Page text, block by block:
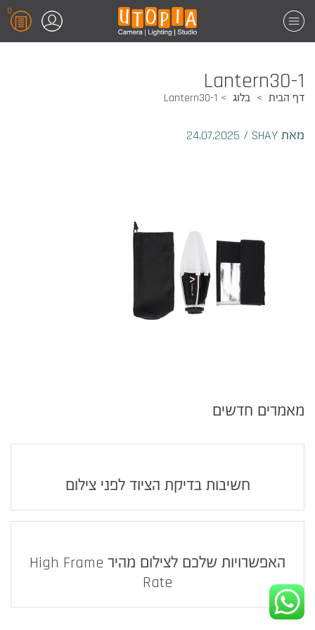
0
Lantern30-1
דף הבית בלוג Lantern30-1
מאת SHAY /
מאמרים חדשים
חשיבות בדיקת הציוד לפני צילום
האפשרויות שלכם לצילום מהיר High Frame
Rate